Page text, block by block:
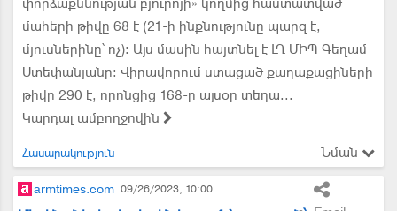
փորձաքննության բյուրոյի» կողմից հաստատված
մահերի թիվը 68 է (21-ի ինքնությունը պարզ է,
մյուսներինը՝ ոչ): Այս մասին հայտնել է ԼՂ ՄԻՊ Գեղամ
Ստեփանյանը: Վիրավորում ստացած քաղաքացիների
թիվը 290 է, որոնցից 168-ը այսօր տեղա...
Կարդալ ամբողջովին
Հասարակություն Նման
armtimes.com 09/26/2023, 10:00